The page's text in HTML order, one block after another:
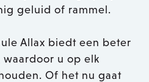
geluid of rammel.
Allax biedt een beter
u op elk
Of het nu gaat